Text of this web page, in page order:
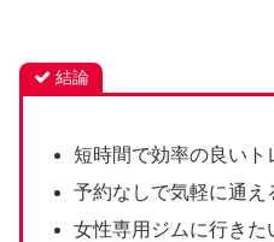
結論
短時間で効率の良いト
予約なしで気軽に通え
女性専用ジムに行きた